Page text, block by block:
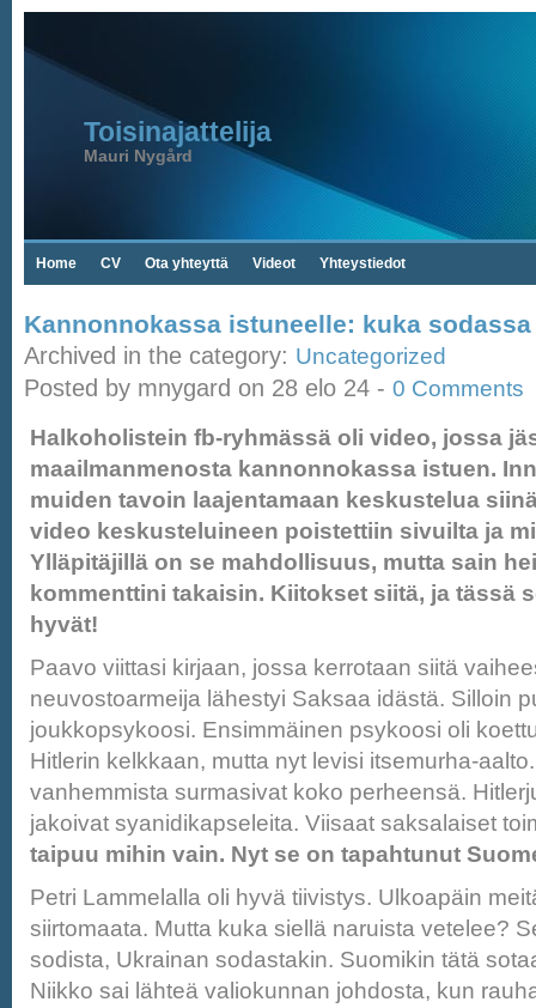
Toisinajattelija
Mauri Nygård
Home CV Ota yhteyttä Videot Yhteystiedot
Kannonnokassa istuneelle: kuka
Archived in the category: Uncategorized
Posted by mnygard on 28 elo 24 - 0 Comments
Halkoholistein fb-ryhmässä oli video, jossa
maailmanmenosta kannonnokassa istuen.
muiden tavoin laajentamaan keskustelua
video keskusteluineen poistettiin sivuilta ja
Ylläpitäjillä on se mahdollisuus, mutta sain
kommenttini takaisin. Kiitokset siitä, ja tässä
hyvät!
Paavo viittasi kirjaan, jossa kerrotaan siitä
neuvostoarmeija lähestyi Saksaa idästä. Silloin
joukkopsykoosi. Ensimmäinen psykoosi oli
Hitlerin kelkkaan, mutta nyt levisi itsemurha-
vanhemmista surmasivat koko perheensä.
jakoivat syanidikapseleita. Viisaat saksalaiset
taipuu mihin vain. Nyt se on tapahtunut
Petri Lammelalla oli hyvä tiivistys. Ulkoapäin
siirtomaata. Mutta kuka siellä naruista vetelee?
sodista, Ukrainan sodastakin. Suomikin tätä
Niikko sai lähteä valiokunnan johdosta, kun